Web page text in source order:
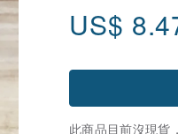
US$
此商品目前沒現貨